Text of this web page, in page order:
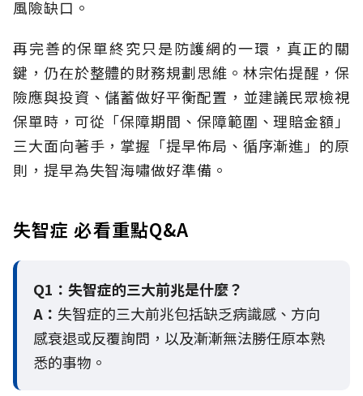
風險缺口。
再完善的保單終究只是防護網的一環，真正的關
鍵，仍在於整體的財務規劃思維。 林宗佑提醒，保
險應與投資、儲蓄做好平衡配置，並建議民眾檢視
保單時，可從「保障期間、保障範圍、理賠金額」
三大面向著手，掌握「提早佈局、循序漸進」的原
則，提早為失智海嘯做好準備。
失智症 必看重點Q&A
Q1：失智症的三大前兆是什麼？
A： 失智症的三大前兆包括缺乏病識感、方向
感衰退或反覆詢問，以及漸漸無法勝任原本熟
悉的事物。